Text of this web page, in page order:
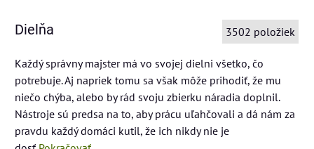
Dielňa 3502 položiek
Každý správny majster má vo svojej dielni všetko, čo
potrebuje. Aj napriek tomu sa však môže prihodiť, že mu
niečo chýba, alebo by rád svoju zbierku náradia doplnil.
Nástroje sú predsa na to, aby prácu uľahčovali a dá nám za
pravdu každý domáci kutil, že ich nikdy nie je